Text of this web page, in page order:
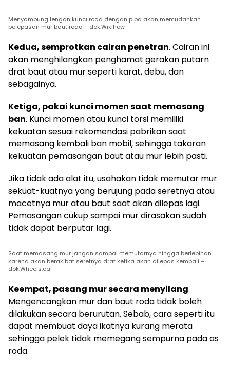
Menyambung lengan kunci roda dengan pipa akan memudahkan
pelepasan mur baut roda – dok.Wikihow
Kedua, semprotkan cairan penetran. Cairan ini
akan menghilangkan penghamat gerakan putarn
drat baut atau mur seperti karat, debu, dan
sebagainya.
Ketiga, pakai kunci momen saat memasang
ban. Kunci momen atau kunci torsi memiliki
kekuatan sesuai rekomendasi pabrikan saat
memasang kembali ban mobil, sehingga takaran
kekuatan pemasangan baut atau mur lebih pasti.
Jika tidak ada alat itu, usahakan tidak memutar mur
sekuat-kuatnya yang berujung pada seretnya atau
macetnya mur atau baut saat akan dilepas lagi.
Pemasangan cukup sampai mur dirasakan sudah
tidak dapat berputar lagi.
Saat memasang mur jangan sampai memutarnya hingga berlebihan
karena akan berakibat seretnya drat ketika akan dilepas kembali –
dok.Wheels.ca
Keempat, pasang mur secara menyilang.
Mengencangkan mur dan baut roda tidak boleh
dilakukan secara berurutan. Sebab, cara seperti itu
dapat membuat daya ikatnya kurang merata
sehingga pelek tidak memegang sempurna pada as
roda.